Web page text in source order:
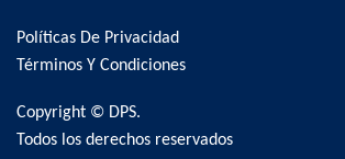
Our
Newsletter:
Políticas De Privacidad
Términos Y Condiciones
Copyright © DPS.
Todos los derechos reservados